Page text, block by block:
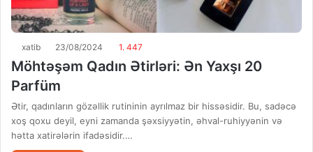
xatib 23/08/2024 1. 447
Möhtəşəm Qadın Ətirləri: Ən Yaxşı 20
Parfüm
Ətir, qadınların gözəllik rutininin ayrılmaz bir hissəsidir. Bu, sadəcə
xoş qoxu deyil, eyni zamanda şəxsiyyətin, əhval-ruhiyyənin və
hətta xatirələrin ifadəsidir.…